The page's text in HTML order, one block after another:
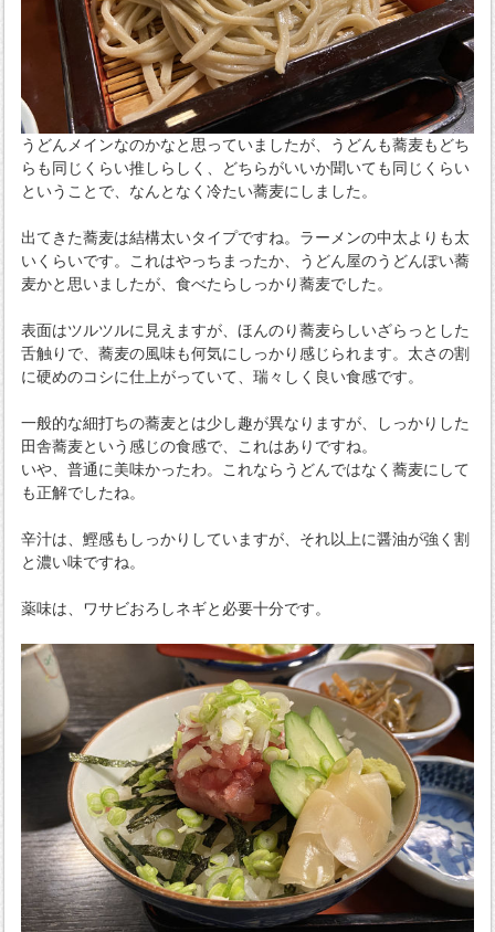
うどんメインなのかなと思っていましたが、うどんも蕎麦もどち
らも同じくらい推しらしく、どちらがいいか聞いても同じくらい
ということで、なんとなく冷たい蕎麦にしました。
出てきた蕎麦は結構太いタイプですね。ラーメンの中太よりも太
いくらいです。これはやっちまったか、うどん屋のうどんぽい蕎
麦かと思いましたが、食べたらしっかり蕎麦でした。
表面はツルツルに見えますが、ほんのり蕎麦らしいざらっとした
舌触りで、蕎麦の風味も何気にしっかり感じられます。太さの割
に硬めのコシに仕上がっていて、瑞々しく良い食感です。
一般的な細打ちの蕎麦とは少し趣が異なりますが、しっかりした
田舎蕎麦という感じの食感で、これはありですね。
いや、普通に美味かったわ。これならうどんではなく蕎麦にして
も正解でしたね。
辛汁は、鰹感もしっかりしていますが、それ以上に醤油が強く割
と濃い味ですね。
薬味は、ワサビおろしネギと必要十分です。